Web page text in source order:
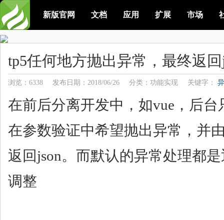
新版官网 文档 应用 扩展 市场
tp5任何地方抛出异常，最终返回
浏览：6338 发布日期：2018/06/26 分类：功能实现 关键字：
在前后分离开发中，如vue，后台
在参数验证中希望抛出异常，并
返回json。而默认的异常处理都
调整